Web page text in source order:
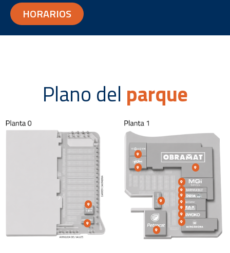
HORARIOS
Plano del parque